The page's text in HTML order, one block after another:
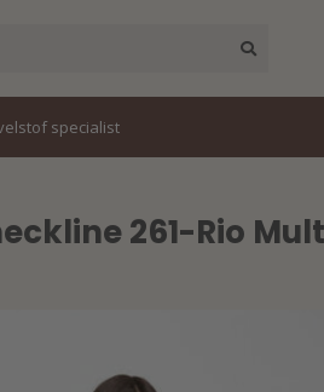
geleverd
261-Rio